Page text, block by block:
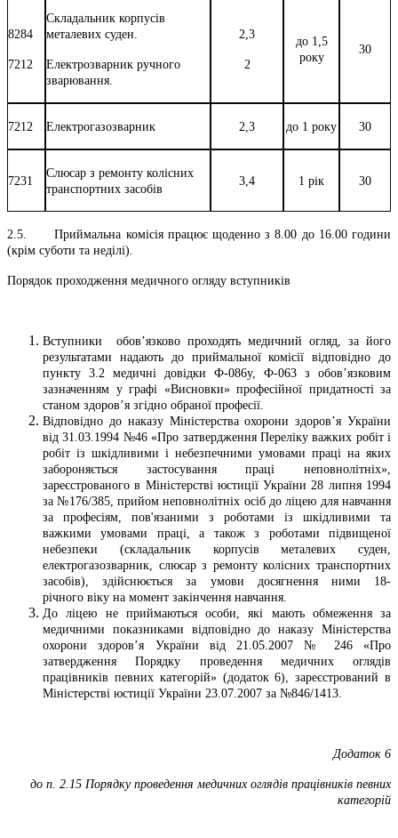
8284
7212
Складальник корпусів
металевих суден.
Електрозварник ручного
зварювання.
2,3
2
до 1,5
року
30
7212 Електрогазозварник 2,3 до 1 року 30
7231
Слюсар з ремонту колісних
транспортних засобів
3,4 1 рік 30
2.5. Приймальна комісія працює щоденно з 8.00 до 16.00 години
(крім суботи та неділі).
Порядок проходження медичного огляду вступників
Вступники обов’язково проходять медичний огляд, за його
результатами надають до приймальної комісії відповідно до
пункту 3.2 медичні довідки Ф-086у, Ф-063 з обов’язковим
зазначенням у графі «Висновки» професійної придатності за
станом здоров’я згідно обраної професії.
Відповідно до наказу Міністерства охорони здоров’я України
від 31.03.1994 №46 «Про затвердження Переліку важких робіт і
робіт із шкідливими і небезпечними умовами праці на яких
забороняється застосування праці неповнолітніх»,
зареєстрованого в Міністерстві юстиції України 28 липня 1994
за №176/385, прийом неповнолітніх осіб до ліцею для навчання
за професіям, пов'язаними з роботами із шкідливими та
важкими умовами праці, а також з роботами підвищеної
небезпеки (складальник корпусів металевих суден,
електрогазозварник, слюсар з ремонту колісних транспортних
засобів), здійснюється за умови досягнення ними 18-
річного віку на момент закінчення навчання.
До ліцею не приймаються особи, які мають обмеження за
медичними показниками відповідно до наказу Міністерства
охорони здоров’я України від 21.05.2007 № 246 «Про
затвердження Порядку проведення медичних оглядів
працівників певних категорій» (додаток 6), зареєстрований в
Міністерстві юстиції України 23.07.2007 за №846/1413.
Додаток 6
до п. 2.15 Порядку проведення медичних оглядів працівників певних
категорій